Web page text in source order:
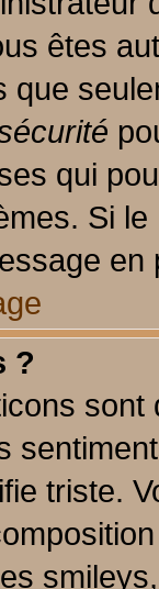
êtes
que
qui
Si
?
triste.